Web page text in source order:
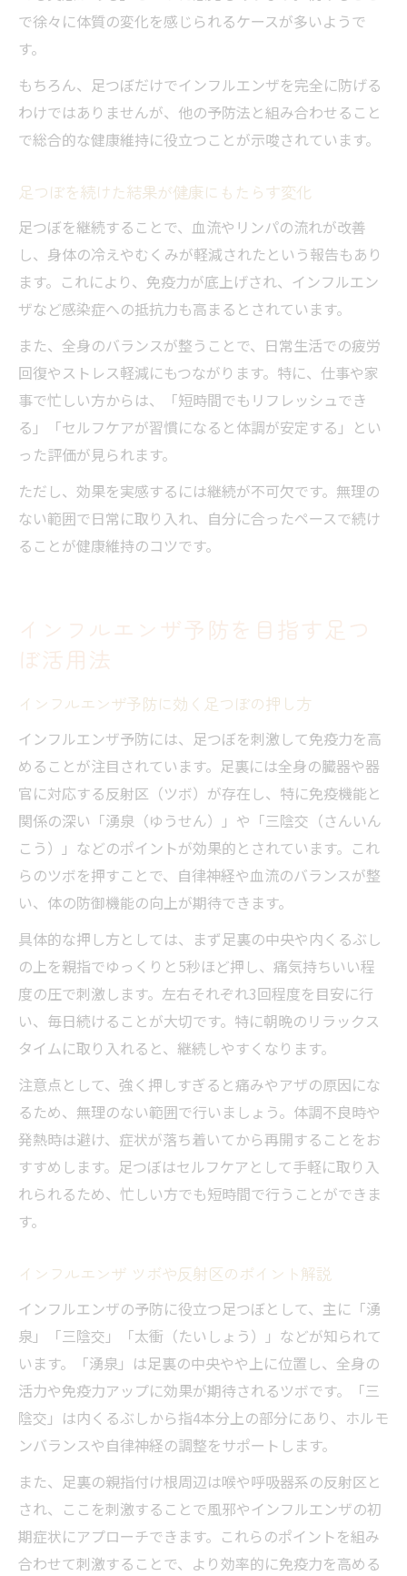
で徐々に体質の変化を感じられるケースが多いようで
す。
もちろん、足つぼだけでインフルエンザを完全に防げる
わけではありませんが、他の予防法と組み合わせること
で総合的な健康維持に役立つことが示唆されています。
足つぼを続けた結果が健康にもたらす変化
足つぼを継続することで、血流やリンパの流れが改善
し、身体の冷えやむくみが軽減されたという報告もあり
ます。これにより、免疫力が底上げされ、インフルエン
ザなど感染症への抵抗力も高まるとされています。
また、全身のバランスが整うことで、日常生活での疲労
回復やストレス軽減にもつながります。特に、仕事や家
事で忙しい方からは、「短時間でもリフレッシュでき
る」「セルフケアが習慣になると体調が安定する」とい
った評価が見られます。
ただし、効果を実感するには継続が不可欠です。無理の
ない範囲で日常に取り入れ、自分に合ったペースで続け
ることが健康維持のコツです。
インフルエンザ予防を目指す足つ
ぼ活用法
インフルエンザ予防に効く足つぼの押し方
インフルエンザ予防には、足つぼを刺激して免疫力を高
めることが注目されています。足裏には全身の臓器や器
官に対応する反射区（ツボ）が存在し、特に免疫機能と
関係の深い「湧泉（ゆうせん）」や「三陰交（さんいん
こう）」などのポイントが効果的とされています。これ
らのツボを押すことで、自律神経や血流のバランスが整
い、体の防御機能の向上が期待できます。
具体的な押し方としては、まず足裏の中央や内くるぶし
の上を親指でゆっくりと5秒ほど押し、痛気持ちいい程
度の圧で刺激します。左右それぞれ3回程度を目安に行
い、毎日続けることが大切です。特に朝晩のリラックス
タイムに取り入れると、継続しやすくなります。
注意点として、強く押しすぎると痛みやアザの原因にな
るため、無理のない範囲で行いましょう。体調不良時や
発熱時は避け、症状が落ち着いてから再開することをお
すすめします。足つぼはセルフケアとして手軽に取り入
れられるため、忙しい方でも短時間で行うことができま
す。
インフルエンザ ツボや反射区のポイント解説
インフルエンザの予防に役立つ足つぼとして、主に「湧
泉」「三陰交」「太衝（たいしょう）」などが知られて
います。「湧泉」は足裏の中央やや上に位置し、全身の
活力や免疫力アップに効果が期待されるツボです。「三
陰交」は内くるぶしから指4本分上の部分にあり、ホルモ
ンバランスや自律神経の調整をサポートします。
また、足裏の親指付け根周辺は喉や呼吸器系の反射区と
され、ここを刺激することで風邪やインフルエンザの初
期症状にアプローチできます。これらのポイントを組み
合わせて刺激することで、より効率的に免疫力を高める